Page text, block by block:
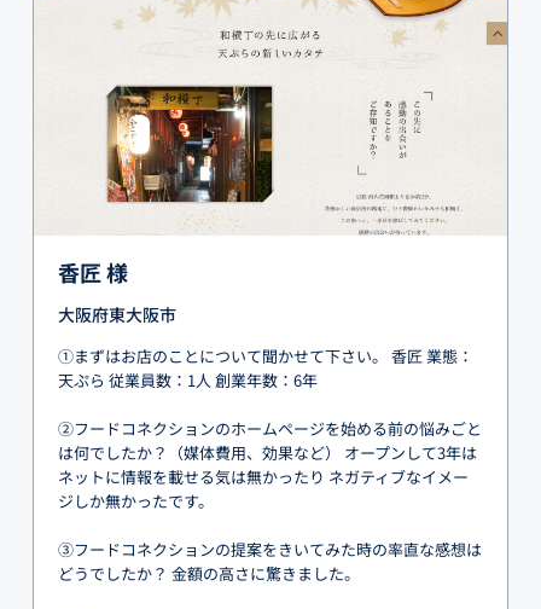
香匠 様
大阪府東大阪市
①まずはお店のことについて聞かせて下さい。 香匠 業態：
天ぷら 従業員数：1人 創業年数：6年
②フードコネクションのホームページを始める前の悩みごと
は何でしたか？（媒体費用、効果など） オープンして3年は
ネットに情報を載せる気は無かったり ネガティブなイメー
ジしか無かったです。
③フードコネクションの提案をきいてみた時の率直な感想は
どうでしたか？ 金額の高さに驚きました。